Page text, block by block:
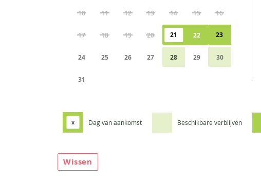
10 11 12 13 14 15 16
17 18 19 20 21 22 23
24 25 26 27 28 29 30
31
x Dag van aankomst Beschikbare verblijven
Wissen